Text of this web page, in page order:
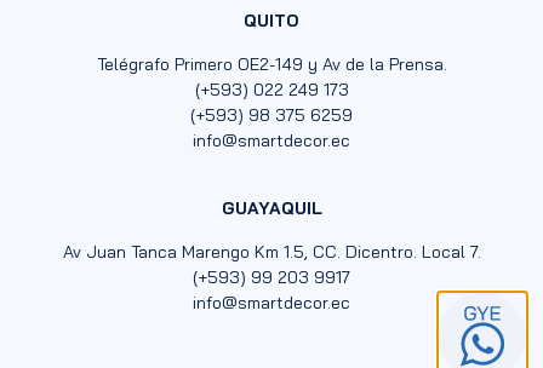
QUITO
Telégrafo Primero OE2-149 y Av de la Prensa.
(+593) 022 249 173
(+593) 98 375 6259
info@smartdecor.ec
GUAYAQUIL
Av Juan Tanca Marengo Km 1.5, CC. Dicentro. Local 7.
(+593) 99 203 9917
info@smartdecor.ec